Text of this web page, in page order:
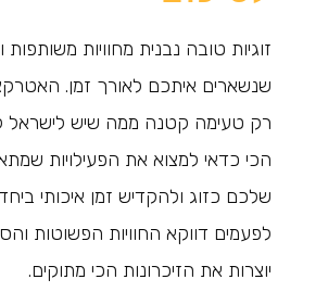
זוגיות טובה נבנית מחוויות משותפות
שנשארים איתכם לאורך זמן.
רק טעימה קטנה ממה שיש לישראל
הכי כדאי למצוא את הפעילויות
שלכם כזוג ולהקדיש זמן איכותי
לפעמים דווקא החוויות הפשוטות
יוצרות את הזיכרונות הכי מתוקים.